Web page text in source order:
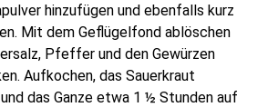
hinzufügen und ebenfalls kurz
Mit dem Geflügelfond ablöschen
Pfeffer und den Gewürzen
Aufkochen, das Sauerkraut
das Ganze etwa 1 ½ Stunden auf